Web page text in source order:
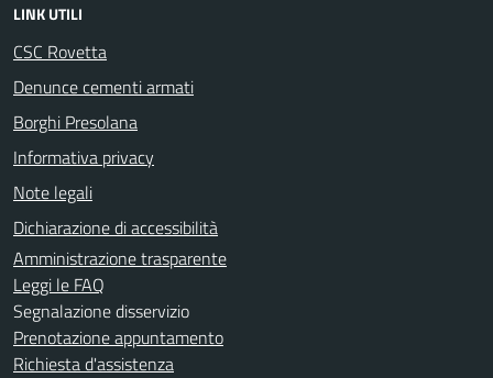
LINK UTILI
CSC Rovetta
Denunce cementi armati
Borghi Presolana
Informativa privacy
Note legali
Dichiarazione di accessibilità
Amministrazione trasparente
Leggi le FAQ
Segnalazione disservizio
Prenotazione appuntamento
Richiesta d'assistenza